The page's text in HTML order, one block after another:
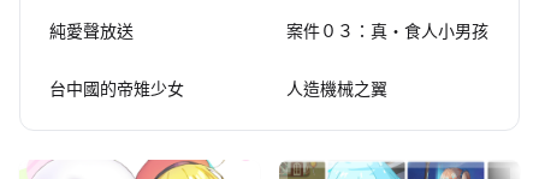
純愛聲放送 案件０３：真・食人小男孩
台中國的帝雉少女 人造機械之翼